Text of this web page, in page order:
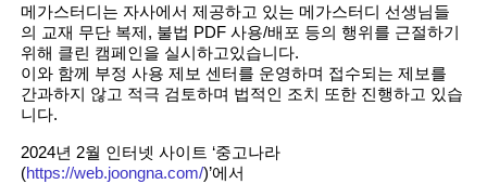
메가스터디는 자사에서 제공하고 있는메가스터디 선생님들
의 교재 무단 복제, 불법 PDF 사용/배포 등의 행위를 근절하기
위해 클린 캠페인을 실시하고있습니다.
이와 함께 부정 사용 제보 센터를 운영하며 접수되는 제보를
간과하지 않고 적극 검토하며 법적인 조치 또한 진행하고 있습
니다.
2024년 2월 인터넷 사이트 ‘중고나라
(https://web.joongna.com/)’에서